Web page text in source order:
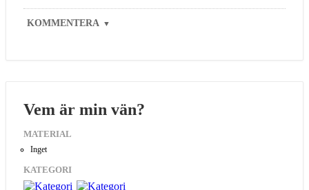
KOMMENTERA ▼
Vem är min vän?
MATERIAL
Inget
KATEGORI